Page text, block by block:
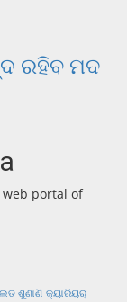
ରହିବ ମଦ
portal of
ଶୁଣାଣି କ୍ୟାରିୟର୍